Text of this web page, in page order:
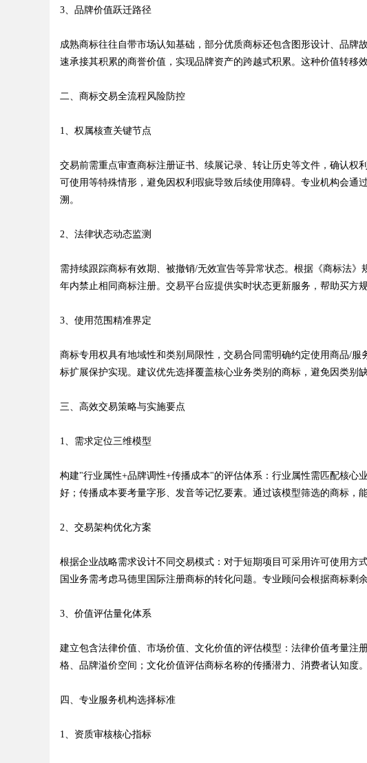
ar
3、品牌价值跃迁路径
成熟商标往往自带市场认知基础，部分优质商标还包含图形设计、品牌
速承接其积累的商誉价值，实现品牌资产的跨越式积累。这种价值转移
二、商标交易全流程风险防控
1、权属核查关键节点
交易前需重点审查商标注册证书、续展记录、转让历史等文件，确认权
可使用等特殊情形，避免因权利瑕疵导致后续使用障碍。专业机构会通
溯。
2、法律状态动态监测
需持续跟踪商标有效期、被撤销/无效宣告等异常状态。根据《商标法
年内禁止相同商标注册。交易平台应提供实时状态更新服务，帮助买方
3、使用范围精准界定
商标专用权具有地域性和类别局限性，交易合同需明确约定使用商品/
标扩展保护实现。建议优先选择覆盖核心业务类别的商标，避免因类别
三、高效交易策略与实施要点
1、需求定位三维模型
构建"行业属性+品牌调性+传播成本"的评估体系：行业属性需匹配核心
好；传播成本要考量字形、发音等记忆要素。通过该模型筛选的商标，
2、交易架构优化方案
根据企业战略需求设计不同交易模式：对于短期项目可采用许可使用方
国业务需考虑马德里国际注册商标的转化问题。专业顾问会根据商标剩
3、价值评估量化体系
建立包含法律价值、市场价值、文化价值的评估模型：法律价值考量注
格、品牌溢价空间；文化价值评估商标名称的传播潜力、消费者认知度
四、专业服务机构选择标准
1、资质审核核心指标